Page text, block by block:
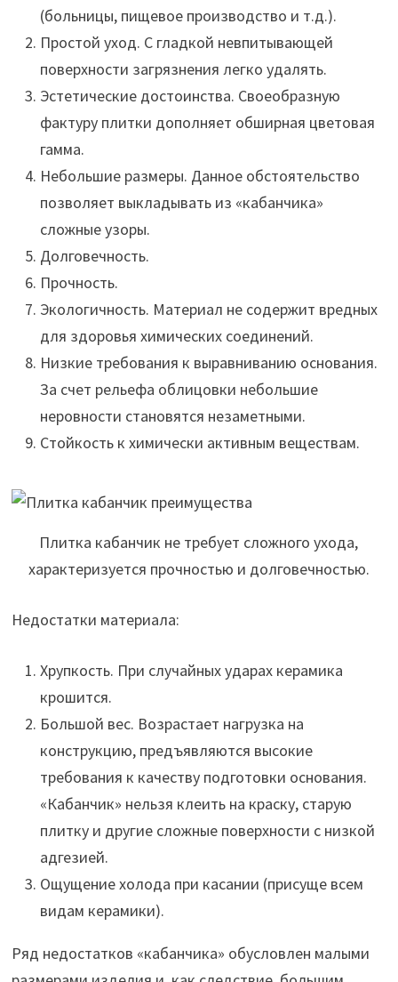
(больницы, пищевое производство и т.д.).
Простой уход. С гладкой невпитывающей
поверхности загрязнения легко удалять.
Эстетические достоинства. Своеобразную
фактуру плитки дополняет обширная цветовая
гамма.
Небольшие размеры. Данное обстоятельство
позволяет выкладывать из «кабанчика»
сложные узоры.
Долговечность.
Прочность.
Экологичность. Материал не содержит вредных
для здоровья химических соединений.
Низкие требования к выравниванию основания.
За счет рельефа облицовки небольшие
неровности становятся незаметными.
Стойкость к химически активным веществам.
Плитка кабанчик не требует сложного ухода,
характеризуется прочностью и долговечностью.
Недостатки материала:
Хрупкость. При случайных ударах керамика
крошится.
Большой вес. Возрастает нагрузка на
конструкцию, предъявляются высокие
требования к качеству подготовки основания.
«Кабанчик» нельзя клеить на краску, старую
плитку и другие сложные поверхности с низкой
адгезией.
Ощущение холода при касании (присуще всем
видам керамики).
Ряд недостатков «кабанчика» обусловлен малыми